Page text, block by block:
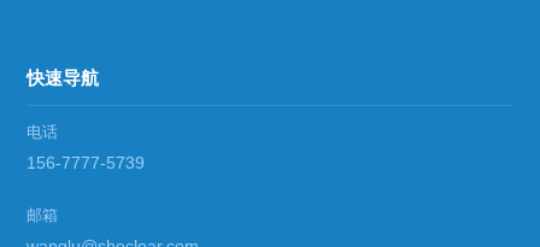
快速导航
电话
156-7777-5739
邮箱